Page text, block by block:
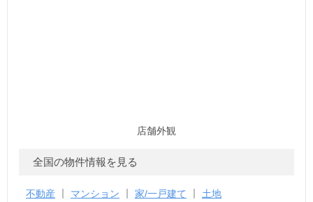
店舗外観
全国の物件情報を見る
不動産 マンション 家/一戸建て 土地